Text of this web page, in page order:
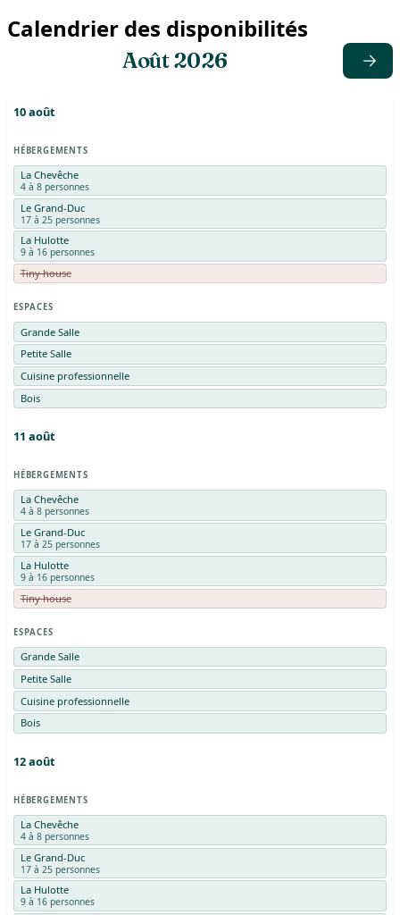
Calendrier des disponibilités
Août 2026
10août
HÉBERGEMENTS
La Chevêche
4 à 8 personnes
Le Grand-Duc
17 à 25 personnes
La Hulotte
9 à 16 personnes
Tiny house
ESPACES
Grande Salle
Petite Salle
Cuisine professionnelle
Bois
11août
HÉBERGEMENTS
La Chevêche
4 à 8 personnes
Le Grand-Duc
17 à 25 personnes
La Hulotte
9 à 16 personnes
Tiny house
ESPACES
Grande Salle
Petite Salle
Cuisine professionnelle
Bois
12août
HÉBERGEMENTS
La Chevêche
4 à 8 personnes
Le Grand-Duc
17 à 25 personnes
La Hulotte
9 à 16 personnes